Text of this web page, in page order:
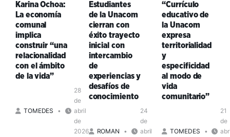
soberanía
económica
desde
“abajo”
ante
la
encrucijada
(BPPCC)
en
cada
Comuna
del
Karina Ochoa:
La economía
comunal
implica
construir “una
relacionalidad
con el ámbito
de la vida”
TOMEDES
28
de
abril
de
2026
Estudiantes
de la Unacom
cierran con
éxito trayecto
inicial con
intercambio
de
experiencias y
desafíos de
conocimiento
ROMAN
24
de
abril
“Currículo
educativo de
la Unacom
expresa
territorialidad
y
especificidad
al modo de
vida
comunitario”
TOMEDES
21
de